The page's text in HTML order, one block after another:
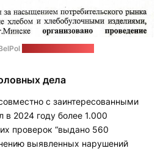
дела
с заинтересованными
в 2024 году более 1.000
проверок “выдано 560
выявленных нарушений